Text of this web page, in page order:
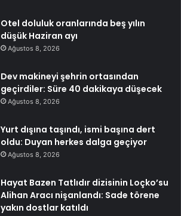
Otel doluluk oranlarında beş yılın
düşük Haziran ayı
Ağustos 8, 2026
Dev makineyi şehrin ortasından
geçirdiler: Süre 40 dakikaya düşecek
Ağustos 8, 2026
Yurt dışına taşındı, ismi başına dert
oldu: Duyan herkes dalga geçiyor
Ağustos 8, 2026
Hayat Bazen Tatlıdır dizisinin Loçko’su
Alihan Aracı nişanlandı: Sade törene
yakın dostlar katıldı